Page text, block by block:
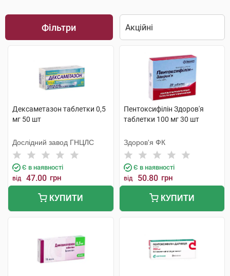
Фільтри
Дексаметазон таблетки 0,5
мг 50 шт
Дослідний завод ГНЦЛС
Є в наявності
від 47.00 грн
КУПИТИ
Пентоксифілін Здоров'я
таблетки 100 мг 30 шт
Здоров'я ФК
Є в наявності
від 50.80 грн
КУПИТИ